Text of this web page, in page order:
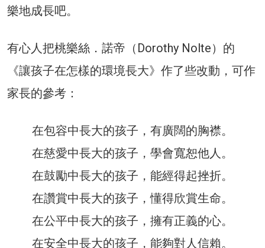
樂地成長吧。
有心人把桃樂絲．諾帝（Dorothy Nolte）的
《讓孩子在怎樣的環境長大》作了些改動，可作
家長的參考：
在包容中長大的孩子，有廣闊的胸襟。
在慈愛中長大的孩子，學會寬恕他人。
在鼓勵中長大的孩子，能經得起挫折。
在讚賞中長大的孩子，懂得欣賞生命。
在公平中長大的孩子，擁有正義的心。
在安全中長大的孩子，能夠對人信賴。